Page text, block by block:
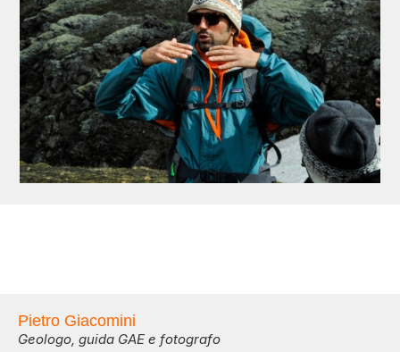
Pietro Giacomini
Geologo, guida GAE e fotografo